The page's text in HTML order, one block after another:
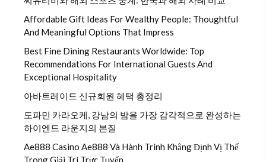
Affordable Gift Ideas For Wealthy People: Thoughtful
And Meaningful Options That Impress
Best Fine Dining Restaurants Worldwide: Top
Recommendations For International Guests And
Exceptional Hospitality
아바트레이드 신규회원 혜택 총정리
도파민 카라오케, 강남의 밤을 가장 감각적으로 완성하는
하이엔드 라운지의 본질
Ae888 Casino Ae888 Và Hành Trình Khẳng Định Vị Thế
Trong Giải Trí Trực Tuyến